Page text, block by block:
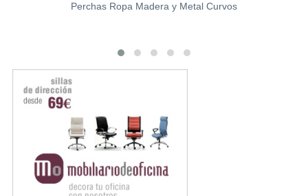
Perchas Ropa Madera y Metal Curvos